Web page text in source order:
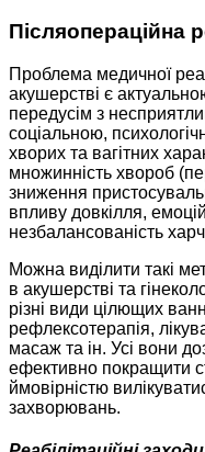
Післяопераційна
Проблема медичної
акушерстві є
передусім з
соціальною,
хворих та вагітних
множинність хвороб
зниження
впливу довкілля,
незбалансованість
Можна виділити такі
в акушерстві та
різні види цілющих
рефлексотерапія,
масаж та ін. Усі вони
ефективно покращити
ймовірністю
захворювань.